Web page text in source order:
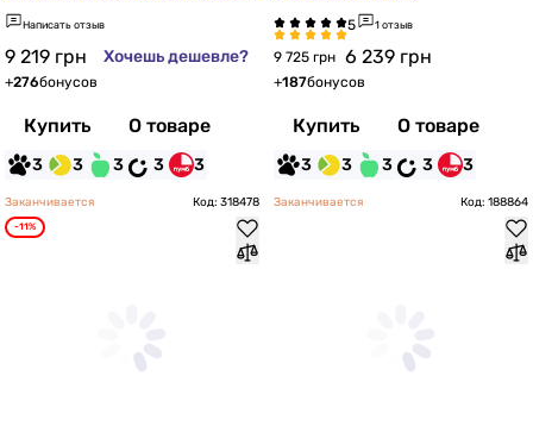
74/CCKZ1014665952)
Написать отзыв
9 219 грн Хочешь дешевле?
+276бонусов
Купить О товаре
3 3 3 3 3
1 отзыв
9 725 грн 6 239 грн
+187бонусов
Купить О товаре
3 3 3 3 3
Заканчивается Код: 318478
-11%
Заканчивается Код: 188864